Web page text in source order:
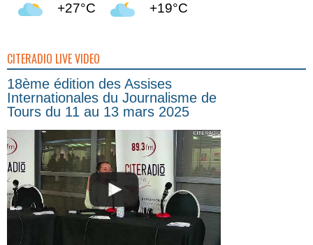
+27°C +19°C
CITERADIO LIVE VIDEO
18ème édition des Assises
Internationales du Journalisme de
Tours du 11 au 13 mars 2025